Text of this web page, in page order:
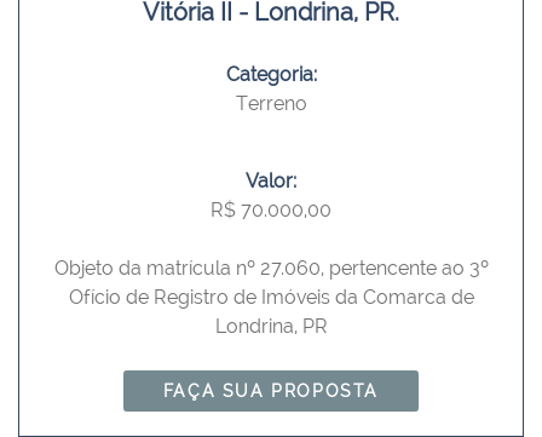
Vitória II - Londrina, PR.
Categoria:
Terreno
Valor:
R$ 70.000,00
Objeto da matrícula nº 27.060, pertencente ao 3º
Ofício de Registro de Imóveis da Comarca de
Londrina, PR
FAÇA SUA PROPOSTA